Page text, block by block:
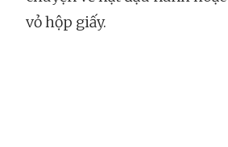
vỏ hộp giấy.